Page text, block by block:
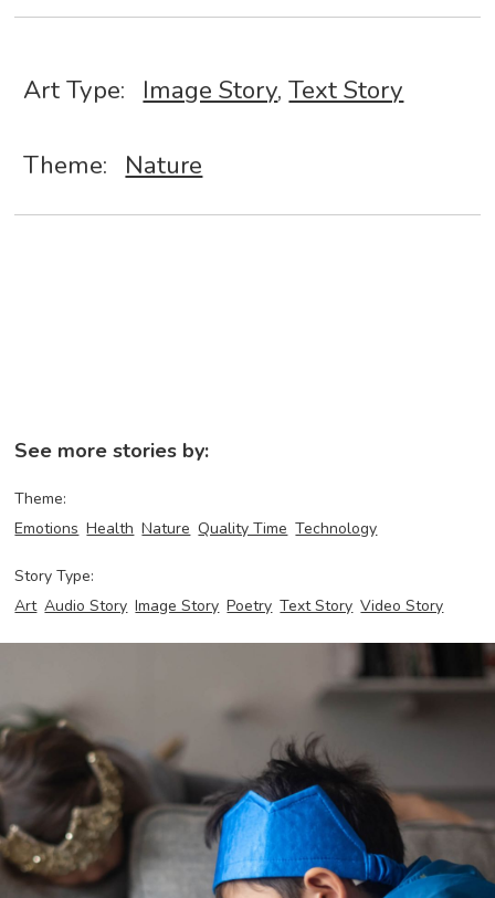
Art Type: Image Story,Text Story
Theme: Nature
See more stories by:
Theme:
Emotions Health Nature Quality Time Technology
Story Type:
Art Audio Story Image Story Poetry Text Story Video Story